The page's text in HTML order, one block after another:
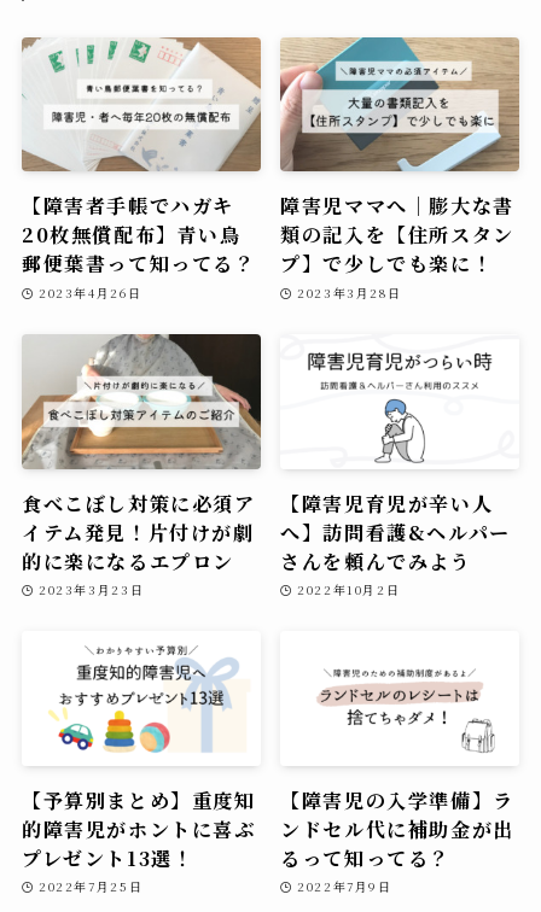
【障害者手帳でハガキ
20枚無償配布】青い鳥
郵便葉書って知ってる？
2023年4月26日
障害児ママへ｜膨大な書
類の記入を【住所スタン
プ】で少しでも楽に！
2023年3月28日
食べこぼし対策に必須ア
イテム発見！片付けが劇
的に楽になるエプロン
2023年3月23日
【障害児育児が辛い人
へ】訪問看護&ヘルパー
さんを頼んでみよう
2022年10月2日
【予算別まとめ】重度知
的障害児がホントに喜ぶ
プレゼント13選！
2022年7月25日
【障害児の入学準備】ラ
ンドセル代に補助金が出
るって知ってる？
2022年7月9日